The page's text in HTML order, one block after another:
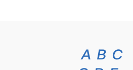
A B C